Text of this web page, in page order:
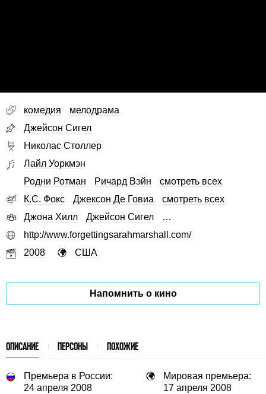
комедия
мелодрама
Джейсон Сигел
Николас Столлер
Лайл Уоркмэн
Родни Ротман
Ричард Вэйн
смотреть всех
К.С. Фокс
Джексон Де Говиа
смотреть всех
Джона Хилл
Джейсон Сигел
…
http://www.forgettingsarahmarshall.com/
2008
США
Напомнить о кино
ОПИСАНИЕ ПЕРСОНЫ ПОХОЖИЕ
Премьера в России:
24 апреля 2008
Мировая премьера:
17 апреля 2008